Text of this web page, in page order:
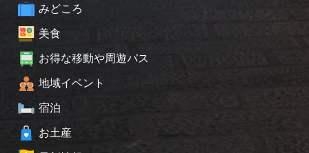
みどころ
美食
お得な移動や周遊パス
地域イベント
宿泊
お土産